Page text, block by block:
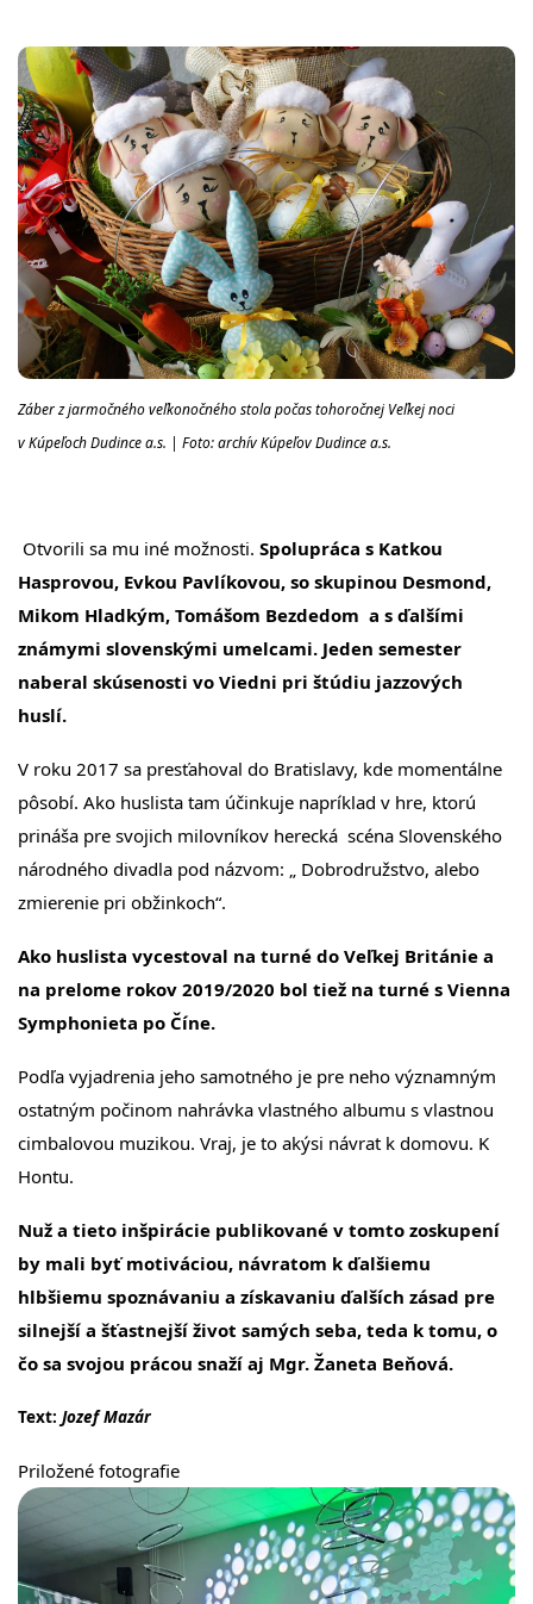
Záber z jarmočného veľkonočného stola počas tohoročnej Veľkej noci
v Kúpeľoch Dudince a.s. | Foto: archív Kúpeľov Dudince a.s.
Otvorili sa mu iné možnosti. Spolupráca s Katkou
Hasprovou, Evkou Pavlíkovou, so skupinou Desmond,
Mikom Hladkým, Tomášom Bezdedom a s ďalšími
známymi slovenskými umelcami. Jeden semester
naberal skúsenosti vo Viedni pri štúdiu jazzových
huslí.
V roku 2017 sa presťahoval do Bratislavy, kde momentálne
pôsobí. Ako huslista tam účinkuje napríklad v hre, ktorú
prináša pre svojich milovníkov herecká scéna Slovenského
národného divadla pod názvom: „ Dobrodružstvo, alebo
zmierenie pri obžinkoch“.
Ako huslista vycestoval na turné do Veľkej Británie a
na prelome rokov 2019/2020 bol tiež na turné s Vienna
Symphonieta po Číne.
Podľa vyjadrenia jeho samotného je pre neho významným
ostatným počinom nahrávka vlastného albumu s vlastnou
cimbalovou muzikou. Vraj, je to akýsi návrat k domovu. K
Hontu.
Nuž a tieto inšpirácie publikované v tomto zoskupení
by mali byť motiváciou, návratom k ďalšiemu
hlbšiemu spoznávaniu a získavaniu ďalších zásad pre
silnejší a šťastnejší život samých seba, teda k tomu, o
čo sa svojou prácou snaží aj Mgr. Žaneta Beňová.
Text: Jozef Mazár
Priložené fotografie